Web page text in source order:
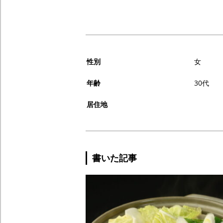
性別 女
年齢 30代
居住地
書いた記事